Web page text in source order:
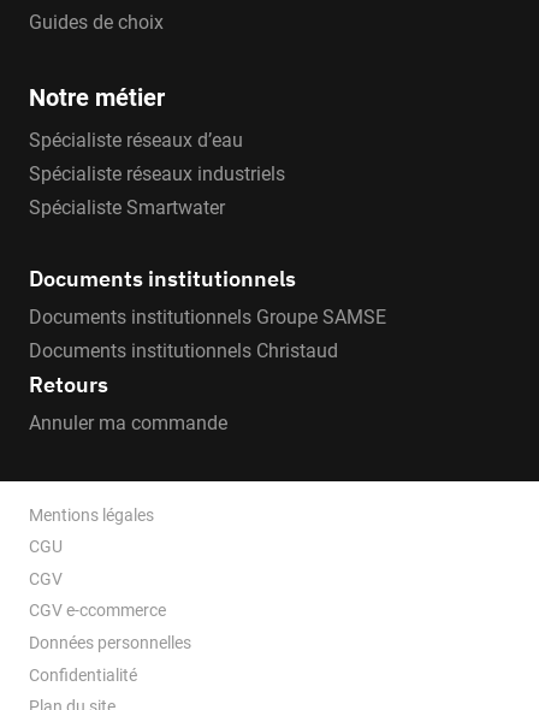
Guides de choix
Notre métier
Spécialiste réseaux d’eau
Spécialiste réseaux industriels
Spécialiste Smartwater
Documents institutionnels
Documents institutionnels Groupe SAMSE
Documents institutionnels Christaud
Retours
Annuler ma commande
Mentions légales
CGU
CGV
CGV e-ccommerce
Données personnelles
Confidentialité